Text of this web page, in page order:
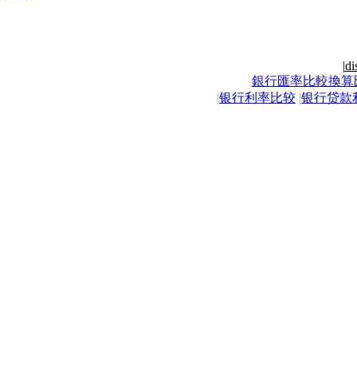
|
銀行匯率比較換算
|银行利率比较 |银行贷款